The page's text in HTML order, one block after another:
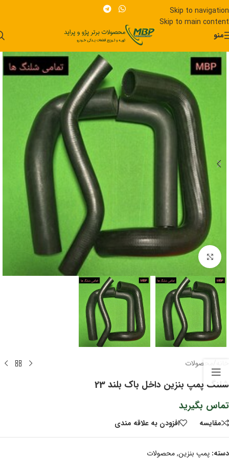
Skip to navigation
Skip to main content
منو
برای بزرگنمایی کلیک کنید
محصولات
شلنگ پمپ بنزین داخل باک بلند 23
تماس بگیرید
مقايسه افزودن به علاقه مندی
دسته: پمپ بنزین,محصولات